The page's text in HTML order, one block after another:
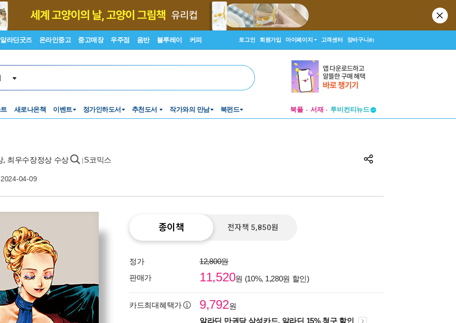
알라딘굿즈 온라인중고 중고매장 우주점 음반 블루레이 커피 로그인 회원가입 마이페이지 고객센터 장바구니(0)
새로나온책 이벤트 정가인하도서 추천도서 작가와의 만남 북펀드 북플 서재
투비컨티뉴드
, 최우수장정상 수상 S코믹스
2024-04-09
종이책 전자책 5,850원
정가
12,800원
판매가
11,520원 (10%, 1,280원 할인)
카드최대혜택가 9,792원
알라딘 만권당 삼성카드, 알라딘 15% 청구 할인